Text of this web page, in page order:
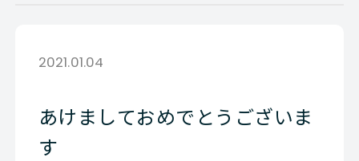
2021.01.04
あけましておめでとうございま
す